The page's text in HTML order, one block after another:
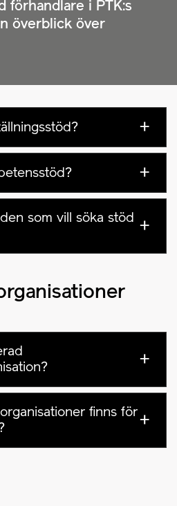
förhandlare i PTK:s
överblick över
som vill söka stöd
finns för